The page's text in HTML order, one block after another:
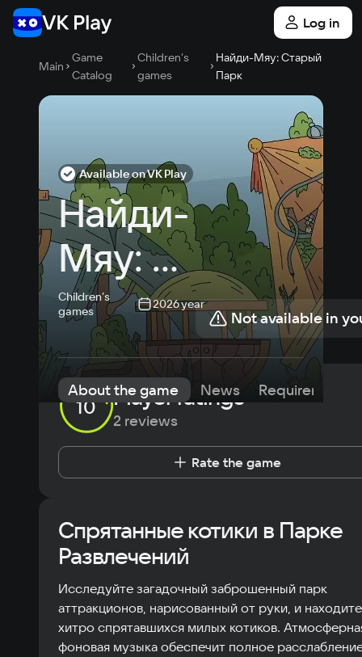
Log in
Main
Game
Catalog
Children’s
games
Найди-Мяу: Старый
Парк
Available on VK Play
Найди-
Мяу:
Старый
Парк
Children’s
games
2026 year
Not available in
About the game News Requirements
10 Player ratings
2 reviews
Rate the game
Спрятанные котики в Парке
Развлечений
Исследуйте загадочный заброшенный парк
аттракционов, нарисованный от руки, и находите
хитро спрятавшихся милых котиков.
фоновая музыка обеспечит полное